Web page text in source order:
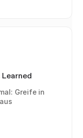
Greife in